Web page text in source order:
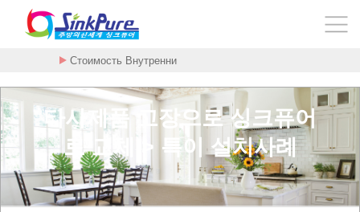
암을 굶기는 대사치료 구충제 - 메벤다졸 - …
타사제품 고장으로 싱크퓨어
로 교체 > 특이 설치사례